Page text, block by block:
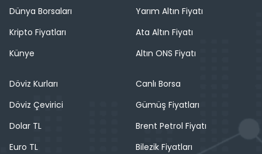
Dünya Borsaları
Kripto Fiyatları
Künye
Yarım Altın Fiyatı
Ata Altın Fiyatı
Altın ONS Fiyatı
Döviz Kurları
Döviz Çevirici
Dolar TL
Euro TL
Canlı Borsa
Gümüş Fiyatları
Brent Petrol Fiyatı
Bilezik Fiyatları